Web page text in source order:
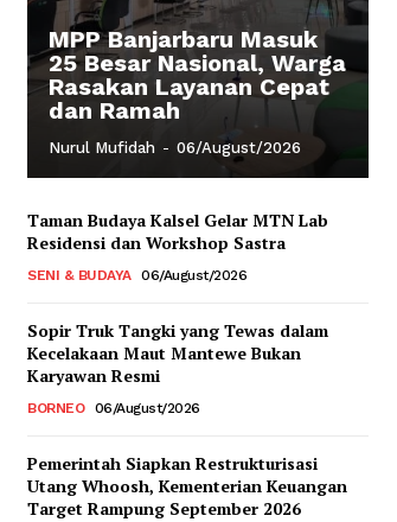
MPP Banjarbaru Masuk
25 Besar Nasional, Warga
Rasakan Layanan Cepat
dan Ramah
Nurul Mufidah - 06/August/2026
Taman Budaya Kalsel Gelar MTN Lab
Residensi dan Workshop Sastra
SENI & BUDAYA 06/August/2026
Sopir Truk Tangki yang Tewas dalam
Kecelakaan Maut Mantewe Bukan
Karyawan Resmi
BORNEO 06/August/2026
Pemerintah Siapkan Restrukturisasi
Utang Whoosh, Kementerian Keuangan
Target Rampung September 2026